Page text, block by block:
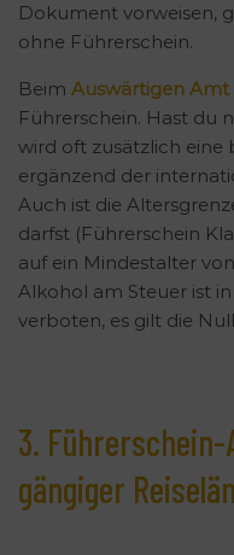
Dokument vorweisen,
ohne Führerschein.
Beim Auswärtigen Amt
Führerschein. Hast du
wird oft zusätzlich
ergänzend der
Auch ist die
darfst (Führerschein
auf ein Mindestalter
Alkohol am Steuer ist
verboten, es gilt die
3.
gängiger